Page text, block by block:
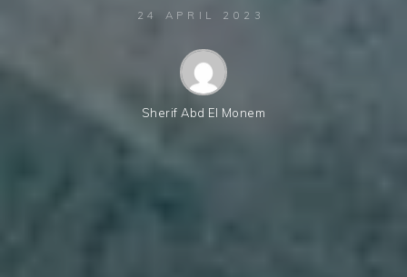
24 APRIL 2023
Sherif Abd El Monem